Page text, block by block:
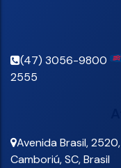
(47) 3056-9800
2555
Avenida Brasil,2520,
Camboriú,SC,Brasil